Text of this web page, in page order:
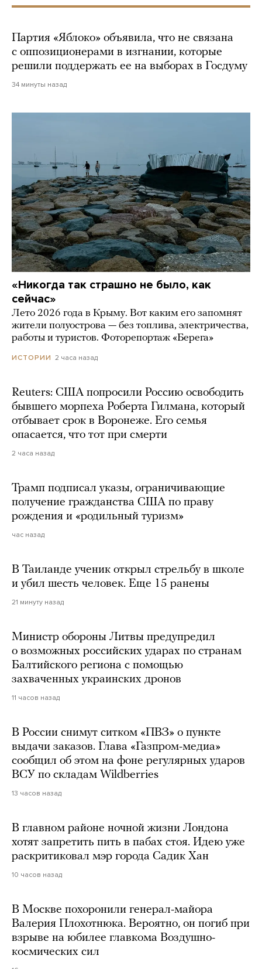
Партия «Яблоко» объявила, что не связана
с оппозиционерами в изгнании, которые
решили поддержать ее на выборах в Госдуму
34 минуты назад
«Никогда так страшно не было, как
сейчас»
Лето 2026 года в Крыму. Вот каким его запомнят
жители полуострова — без топлива, электричества,
работы и туристов. Фоторепортаж «Берега»
ИСТОРИИ 2 часа назад
Reuters: США попросили Россию освободить
бывшего морпеха Роберта Гилмана, который
отбывает срок в Воронеже. Его семья
опасается, что тот при смерти
2 часа назад
Трамп подписал указы, ограничивающие
получение гражданства США по праву
рождения и «родильный туризм»
час назад
В Таиланде ученик открыл стрельбу в школе
и убил шесть человек. Еще 15 ранены
21 минуту назад
Министр обороны Литвы предупредил
о возможных российских ударах по странам
Балтийского региона с помощью
захваченных украинских дронов
11 часов назад
В России снимут ситком «ПВЗ» о пункте
выдачи заказов. Глава «Газпром-медиа»
сообщил об этом на фоне регулярных ударов
ВСУ по складам Wildberries
13 часов назад
В главном районе ночной жизни Лондона
хотят запретить пить в пабах стоя. Идею уже
раскритиковал мэр города Садик Хан
10 часов назад
В Москве похоронили генерал-майора
Валерия Плохотнюка. Вероятно, он погиб при
взрыве на юбилее главкома Воздушно-
космических сил